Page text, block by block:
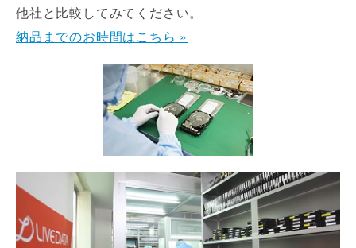
他社と比較してみてください。
納品までのお時間はこちら »